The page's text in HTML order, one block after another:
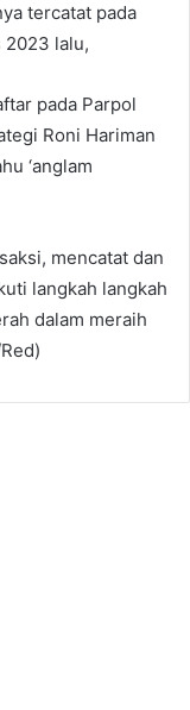
tercatat pada
2023 lalu,
pada Parpol
Roni Hariman
‘anglam
mencatat dan
langkah langkah
dalam meraih